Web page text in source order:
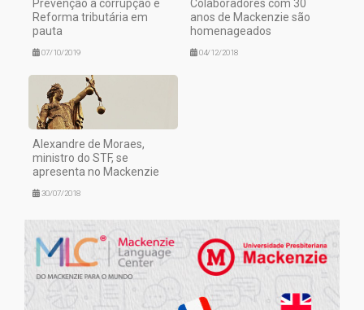
Prevenção à corrupção e
Reforma tributária em
pauta
07/10/2019
Colaboradores com 30
anos de Mackenzie são
homenageados
04/12/2018
Alexandre de Moraes,
ministro do STF, se
apresenta no Mackenzie
30/07/2018